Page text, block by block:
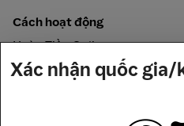
Cách hoạt động
Hoàn Tiền Online
Được đảm bảo bởi
Xác nhận quốc